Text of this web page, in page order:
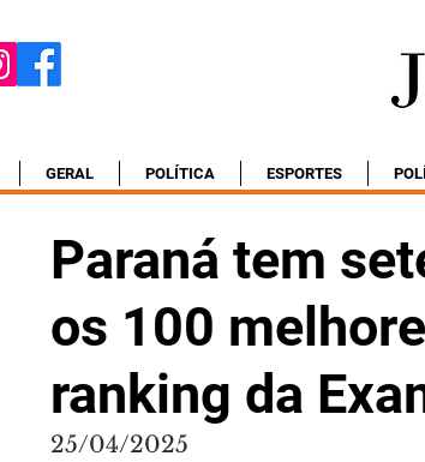
GERAL POLÍTICA ESPORTES
Paraná tem
os 100
ranking da
25/04/2025